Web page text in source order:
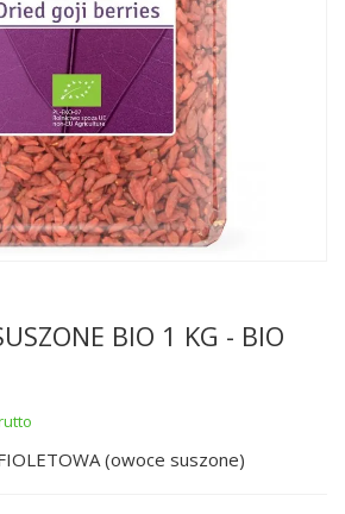
BIO 1 KG - BIO
(owoce suszone)